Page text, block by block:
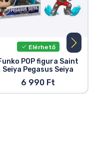
Elérhető
POP figura Saint
Seiya Pegasus Seiya
6 990 Ft